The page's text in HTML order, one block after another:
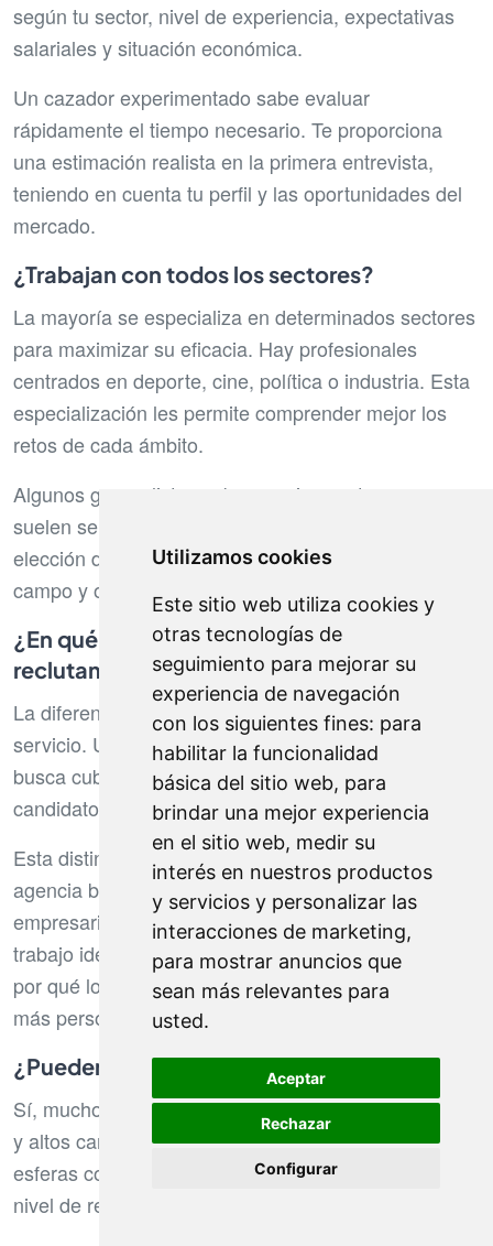
Utilizamos cookies
Este sitio web utiliza cookies y
otras tecnologías de
seguimiento para mejorar su
experiencia de navegación
con los siguientes fines: para
habilitar la funcionalidad
básica del sitio web, para
brindar una mejor experiencia
en el sitio web, medir su
interés en nuestros productos
y servicios y personalizar las
interacciones de marketing,
para mostrar anuncios que
sean más relevantes para
usted.
Aceptar
Rechazar
Configurar
según tu sector, nivel de experiencia, expectativas
salariales y situación económica.
Un cazador experimentado sabe evaluar
rápidamente el tiempo necesario. Te proporciona
una estimación realista en la primera entrevista,
teniendo en cuenta tu perfil y las oportunidades del
mercado.
¿Trabajan con todos los sectores?
La mayoría se especializa en determinados sectores
para maximizar su eficacia. Hay profesionales
centrados en deporte, cine, política o industria. Esta
especialización les permite comprender mejor los
retos de cada ámbito.
Algunos generalistas cubren varios sectores, pero
suelen ser menos efectivos que los especialistas. La
elección del cazador adecuado depende de tu
campo y objetivos profesionales.
¿En qué se diferencia de una agencia de
reclutamiento?
La diferencia principal está en la orientación del
servicio. Una agencia trabaja para una empresa que
busca cubrir una vacante. El cazador representa al
candidato y defiende sus intereses.
Esta distinción cambia por completo el enfoque: la
agencia busca el candidato ideal para su cliente
empresarial, mientras que el cazador busca el
trabajo ideal para su cliente candidato. Esto explica
por qué los cazadores ofrecen un acompañamiento
más personalizado.
¿Pueden ayudar con puestos de alto nivel?
Sí, muchos cazadores se especializan en directivos
y altos cargos. Poseen redes específicas en las
esferas corporativas y dominan los códigos de este
nivel de reclutamiento.